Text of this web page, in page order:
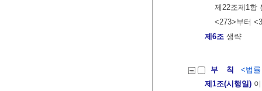
제22조제1항
<273>부터
제6조 생략
부 칙
<법
제1조(시행일)